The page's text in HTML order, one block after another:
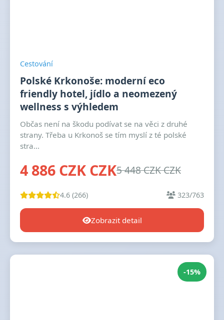
Cestování
Polské Krkonoše: moderní eco
friendly hotel, jídlo a neomezený
wellness s výhledem
Občas není na škodu podívat se na věci z druhé
strany. Třeba u Krkonoš se tím myslí z té polské
stra...
4 886 CZK CZK5 448 CZK CZK
4.6 (266) 323/763
Zobrazit detail
-15%